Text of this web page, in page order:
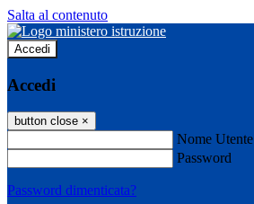
Salta al contenuto
Accedi
Accedi
button close ×
Nome Utente
Password
Password dimenticata?